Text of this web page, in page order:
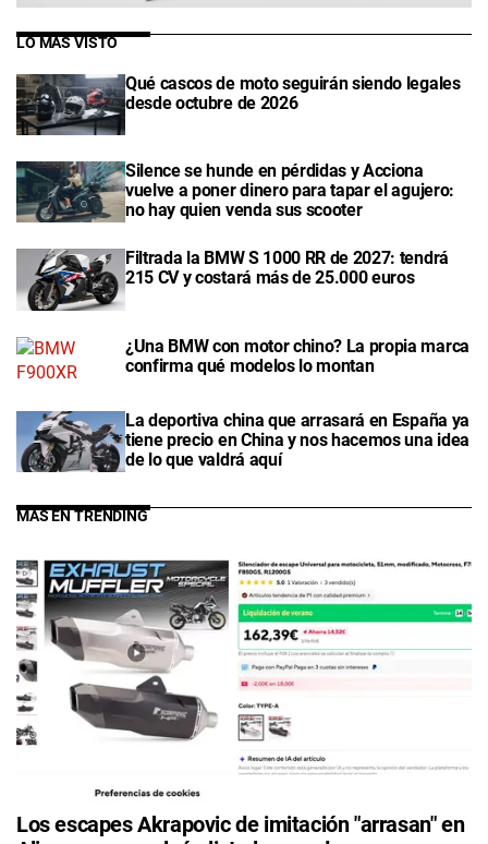
LO MÁS VISTO
Qué cascos de moto seguirán siendo legales
desde octubre de 2026
Silence se hunde en pérdidas y Acciona
vuelve a poner dinero para tapar el agujero:
no hay quien venda sus scooter
Filtrada la BMW S 1000 RR de 2027: tendrá
215 CV y costará más de 25.000 euros
¿Una BMW con motor chino? La propia marca
confirma qué modelos lo montan
La deportiva china que arrasará en España ya
tiene precio en China y nos hacemos una idea
de lo que valdrá aquí
MÁS EN TRENDING
Los escapes Akrapovic de imitación "arrasan" en